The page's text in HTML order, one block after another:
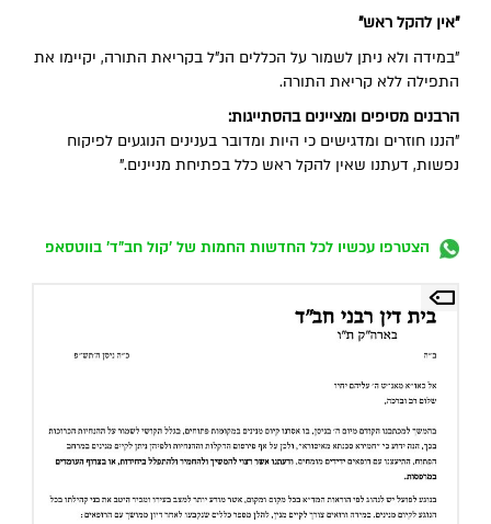
"אין להקל ראש"
"במידה ולא ניתן לשמור על הכללים הנ"ל בקריאת התורה, יקיימו את
התפילה ללא קריאת התורה.
הרבנים מסיפים ומציינים בהסתייגות:
"הננו חוזרים ומדגישים כי היות ומדובר בענינים הנוגעים לפיקוח
נפשות, דעתנו שאין להקל ראש כלל בפתיחת מניינים."
הצטרפו עכשיו לכל החדשות החמות של 'קול חב"ד' בווטסאפ